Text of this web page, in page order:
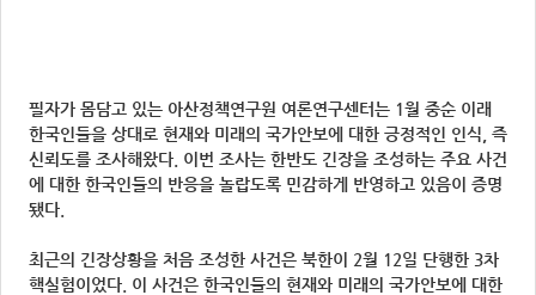
필자가 몸담고 있는 아산정책연구원 여론연구센터는 1월 중순 이래
한국인들을 상대로 현재와 미래의 국가안보에 대한 긍정적인 인식, 즉
신뢰도를 조사해왔다. 이번 조사는 한반도 긴장을 조성하는 주요 사건
에 대한 한국인들의 반응을 놀랍도록 민감하게 반영하고 있음이 증명
됐다.
최근의 긴장상황을 처음 조성한 사건은 북한이 2월 12일 단행한 3차
핵실험이었다. 이 사건은 한국인들의 현재와 미래의 국가안보에 대한